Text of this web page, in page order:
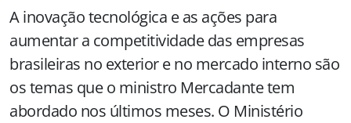
A inovação tecnológica e as ações para
aumentar a competitividade das empresas
brasileiras no exterior e no mercado interno são
os temas que o ministro Mercadante tem
abordado nos últimos meses. O Ministério